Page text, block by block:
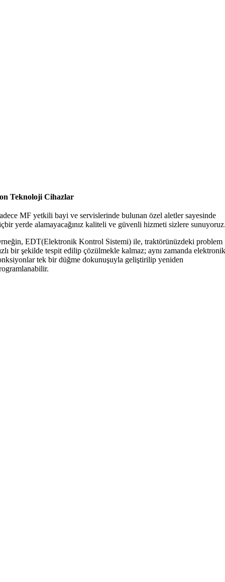
Teknoloji Cihazlar
MF yetkili bayi ve servislerinde bulunan özel aletler sayesinde
yerde alamayacağınız kaliteli ve güvenli hizmeti sizlere
EDT(Elektronik Kontrol Sistemi) ile, traktörünüzdeki problem
bir şekilde tespit edilip çözülmekle kalmaz; aynı zamanda
tek bir düğme dokunuşuyla geliştirilip yeniden